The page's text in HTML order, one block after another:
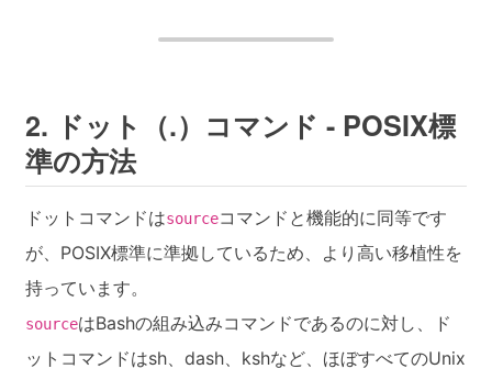
2. ドット（.）コマンド - POSIX標
準の方法
ドットコマンドはsourceコマンドと機能的に同等です
が、POSIX標準に準拠しているため、より高い移植性を
持っています。
sourceはBashの組み込みコマンドであるのに対し、ド
ットコマンドはsh、dash、kshなど、ほぼすべてのUnix